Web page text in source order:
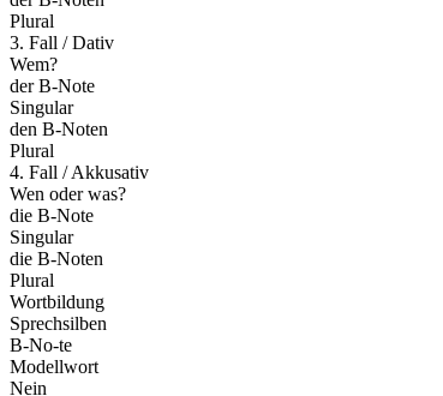
Plural
3. Fall / Dativ
Wem?
der B-Note
Singular
den B-Noten
Plural
4. Fall / Akkusativ
Wen oder was?
die B-Note
Singular
die B-Noten
Plural
Wortbildung
Sprechsilben
B-No-te
Modellwort
Nein